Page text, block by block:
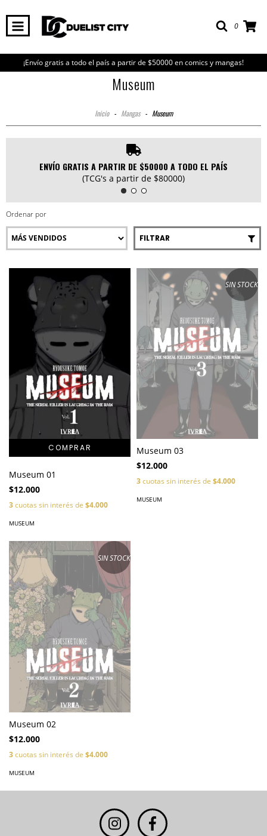
0
¡Envío gratis a todo el país a partir de $50000 en comics y mangas!
Museum
Inicio - Mangas - Museum
ENVÍO GRATIS A PARTIR DE $50000 A TODO EL PAÍS
(TCG's a partir de $80000)
Ordenar por
FILTRAR
Museum 01
$12.000
3cuotas sin interés de $4.000
MUSEUM
SIN STOCK
Museum 03
$12.000
3cuotas sin interés de $4.000
MUSEUM
SIN STOCK
Museum 02
$12.000
3cuotas sin interés de $4.000
MUSEUM